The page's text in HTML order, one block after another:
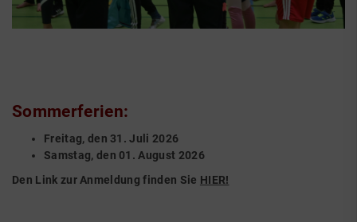
Sommerferien:
Freitag, den 31. Juli 2026
Samstag, den 01. August 2026
Den Link zur Anmeldung finden Sie HIER!